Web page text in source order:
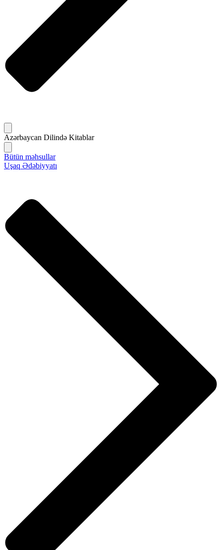
Azərbaycan Dilində Kitablar
Bütün məhsullar
Uşaq Ədəbiyyatı